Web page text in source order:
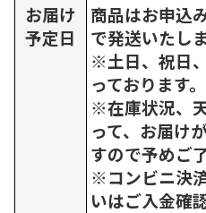
お届け
予定日
商品はお申込
で発送いたしま
※土日、祝日
っております。
※在庫状況、
って、お届け
すので予めご
※コンビニ決
いはご入金確